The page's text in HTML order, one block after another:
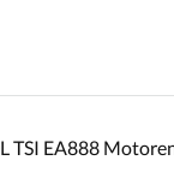
EA888